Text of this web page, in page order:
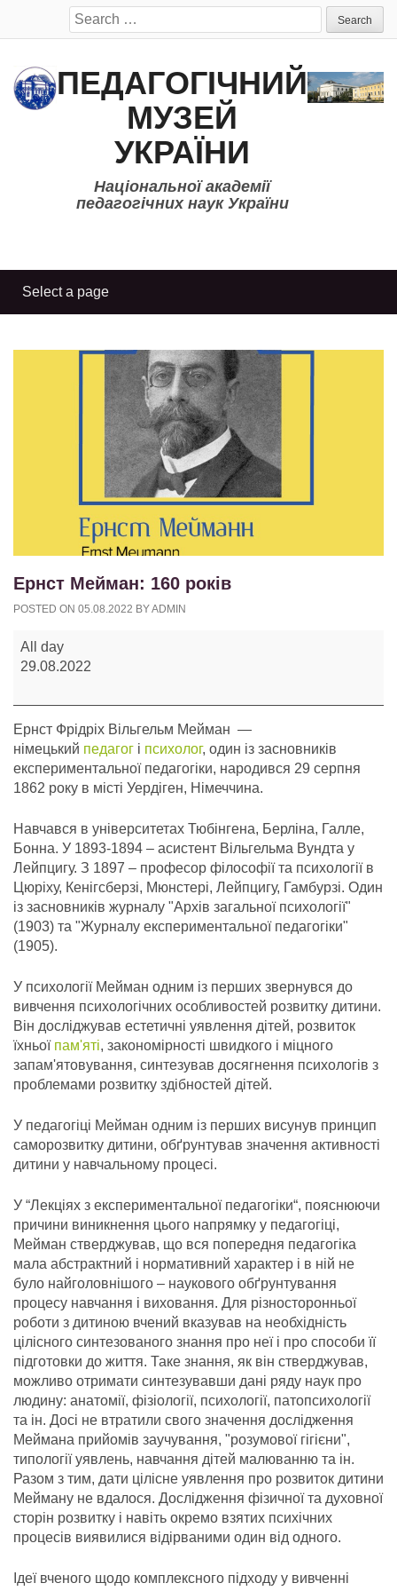
Search
for:
ПЕДАГОГІЧНИЙ
МУЗЕЙ
УКРАЇНИ
Національної академії
педагогічних наук України
Ернст Мейман: 160 років
POSTED ON 05.08.2022 BYADMIN
Ернст
Мейман:
All day
29.08.2022
Ернст Фрідріх Вільгельм Мейман —
німецький педагог і психолог, один із засновників
експериментальної педагогіки, народився 29 серпня
1862 року в місті Уердіген, Німеччина.
Навчався в університетах Тюбінгена, Берліна, Галле,
Бонна. У 1893-1894 – асистент Вільгельма Вундта у
Лейпцигу. З 1897 – професор філософії та психології в
Цюріху, Кенігсберзі, Мюнстері, Лейпцигу, Гамбурзі. Один
із засновників журналу "Архів загальної психології"
(1903) та "Журналу експериментальної педагогіки"
(1905).
У психології Мейман одним із перших звернувся до
вивчення психологічних особливостей розвитку дитини.
Він досліджував естетичні уявлення дітей, розвиток
їхньої пам'яті, закономірності швидкого і міцного
запам'ятовування, синтезував досягнення психологів з
проблемами розвитку здібностей дітей.
У педагогіці Мейман одним із перших висунув принцип
саморозвитку дитини, обґрунтував значення активності
дитини у навчальному процесі.
У “Лекціях з експериментальної педагогіки“, пояснюючи
причини виникнення цього напрямку у педагогіці,
Мейман стверджував, що вся попередня педагогіка
мала абстрактний і нормативний характер і в ній не
було найголовнішого – наукового обґрунтування
процесу навчання і виховання. Для різносторонньої
роботи з дитиною вчений вказував на необхідність
цілісного синтезованого знання про неї і про способи її
підготовки до життя. Таке знання, як він стверджував,
можливо отримати синтезувавши дані ряду наук про
людину: анатомії, фізіології, психології, патопсихології
та ін. Досі не втратили свого значення дослідження
Меймана прийомів заучування, "розумової гігієни",
типології уявлень, навчання дітей малюванню та ін.
Разом з тим, дати цілісне уявлення про розвиток дитини
Мейману не вдалося. Дослідження фізичної та духовної
сторін розвитку і навіть окремо взятих психічних
процесів виявилися відірваними один від одного.
Ідеї вченого щодо комплексного підходу у вивченні